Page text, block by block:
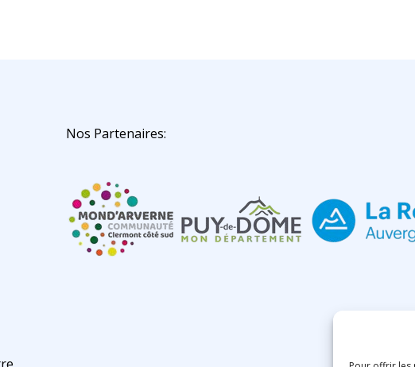
Nos Partenaires: